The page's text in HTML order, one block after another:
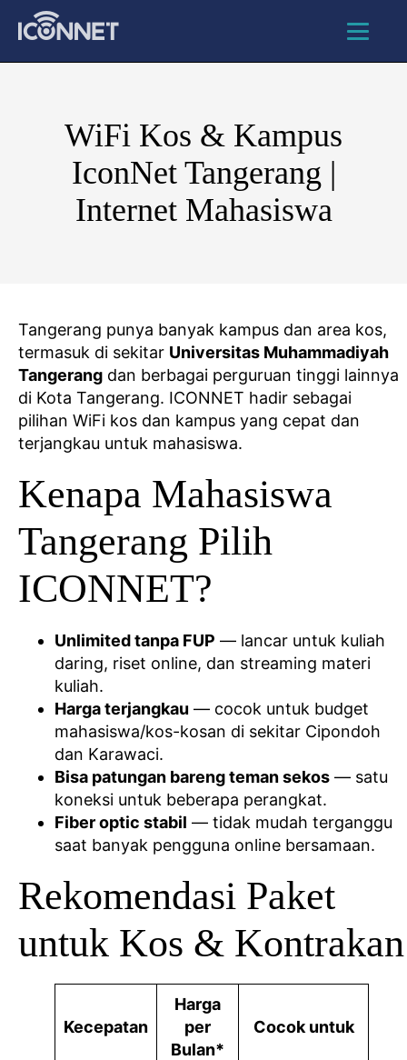
WiFi Kos & Kampus
IconNet Tangerang |
Internet Mahasiswa
Tangerang punya banyak kampus dan area kos,
termasuk di sekitar Universitas Muhammadiyah
Tangerang dan berbagai perguruan tinggi lainnya
di Kota Tangerang. ICONNET hadir sebagai
pilihan WiFi kos dan kampus yang cepat dan
terjangkau untuk mahasiswa.
Kenapa Mahasiswa
Tangerang Pilih
ICONNET?
Unlimited tanpa FUP — lancar untuk kuliah
daring, riset online, dan streaming materi
kuliah.
Harga terjangkau — cocok untuk budget
mahasiswa/kos-kosan di sekitar Cipondoh
dan Karawaci.
Bisa patungan bareng teman sekos — satu
koneksi untuk beberapa perangkat.
Fiber optic stabil — tidak mudah terganggu
saat banyak pengguna online bersamaan.
Rekomendasi Paket
untuk Kos & Kontrakan
Kecepatan
Harga
per
Bulan*
Cocok untuk